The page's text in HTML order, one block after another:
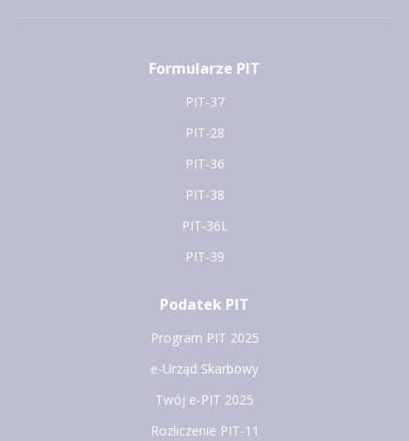
Formularze PIT
PIT-37
PIT-28
PIT-36
PIT-38
PIT-36L
PIT-39
Podatek PIT
Program PIT 2025
e-Urząd Skarbowy
Twój e-PIT 2025
Rozliczenie PIT-11